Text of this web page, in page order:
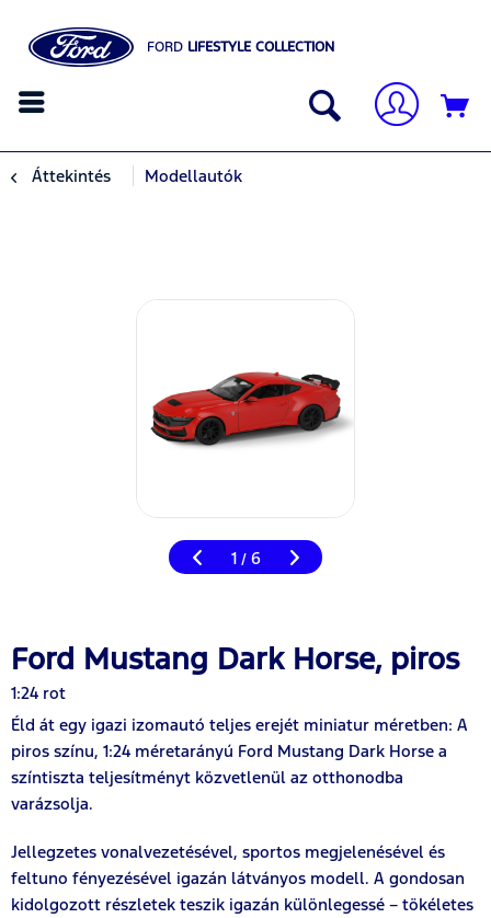
FORD LIFESTYLE COLLECTION
Áttekintés Modellautók
1 / 6
Ford Mustang Dark Horse, piros
1:24 rot
Éld át egy igazi izomautó teljes erejét miniatur méretben: A
piros színu, 1:24 méretarányú Ford Mustang Dark Horse a
színtiszta teljesítményt közvetlenül az otthonodba
varázsolja.
Jellegzetes vonalvezetésével, sportos megjelenésével és
feltuno fényezésével igazán látványos modell. A gondosan
kidolgozott részletek teszik igazán különlegessé – tökéletes